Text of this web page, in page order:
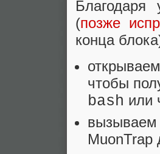
(позже
конца
чтобы
bash или
вызываем
MuonTrap